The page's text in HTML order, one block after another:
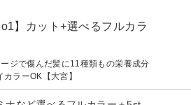
】カット+選べるフルカラ
ジで傷んだ髪に11種類もの栄養成分
ラーOK【大宮】